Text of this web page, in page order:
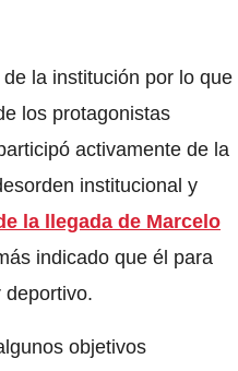
la institución por lo que
los protagonistas
activamente de la
institucional y
la llegada de Marcelo
indicado que él para
deportivo.
objetivos